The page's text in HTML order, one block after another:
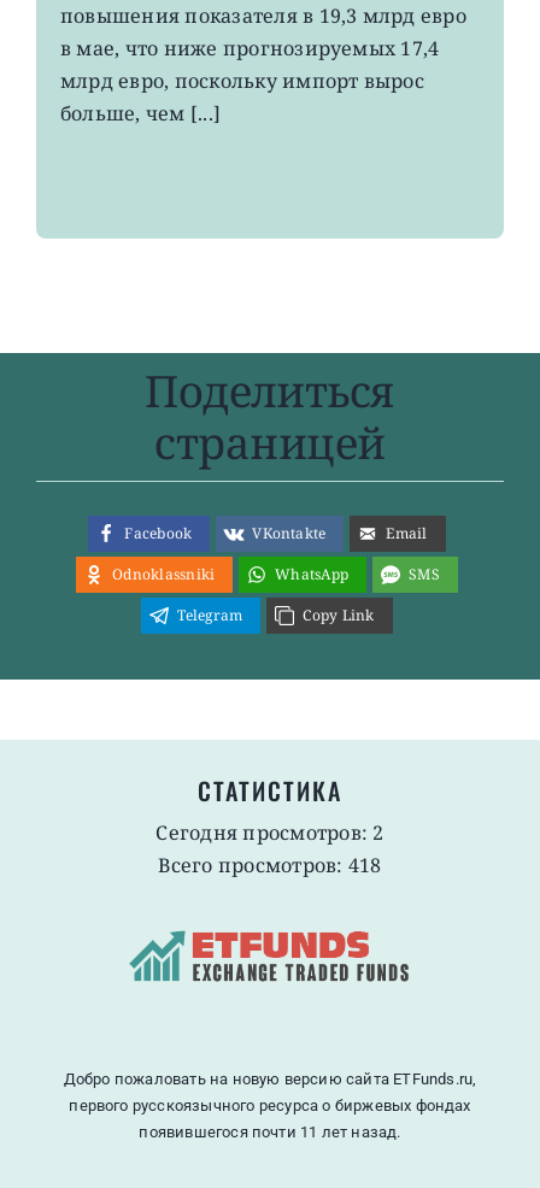
4-
летнего
повышения показателя в 19,3 млрд евро
в мае, что ниже прогнозируемых 17,4
млрд евро, поскольку импорт вырос
больше, чем [...]
Поделиться
страницей
Facebook VKontakte
Email
Odnoklassniki
WhatsApp
SMS
Telegram
Copy Link
СТАТИСТИКА
Сегодня просмотров: 2
Всего просмотров: 418
Добро пожаловать на новую версию сайта ETFunds.ru,
первого русскоязычного ресурса о биржевых фондах
появившегося почти 11 лет назад.